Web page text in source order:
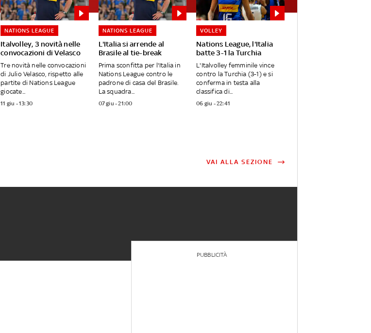
Italvolley, 3 novità nelle
convocazioni di Velasco
NATIONS LEAGUE
Tre novità nelle convocazioni
di Julio Velasco, rispetto alle
partite di Nations League
giocate...
11 giu - 13:30
L'Italia si arrende al
Brasile al tie-break
NATIONS LEAGUE
Prima sconfitta per l'Italia in
Nations League contro le
padrone di casa del Brasile.
La squadra...
07 giu - 21:00
Nations League, l'Italia
batte 3-1 la Turchia
VOLLEY
L'Italvolley femminile vince
contro la Turchia (3-1) e si
conferma in testa alla
classifica di...
06 giu - 22:41
VAI ALLA SEZIONE
PUBBLICITÀ